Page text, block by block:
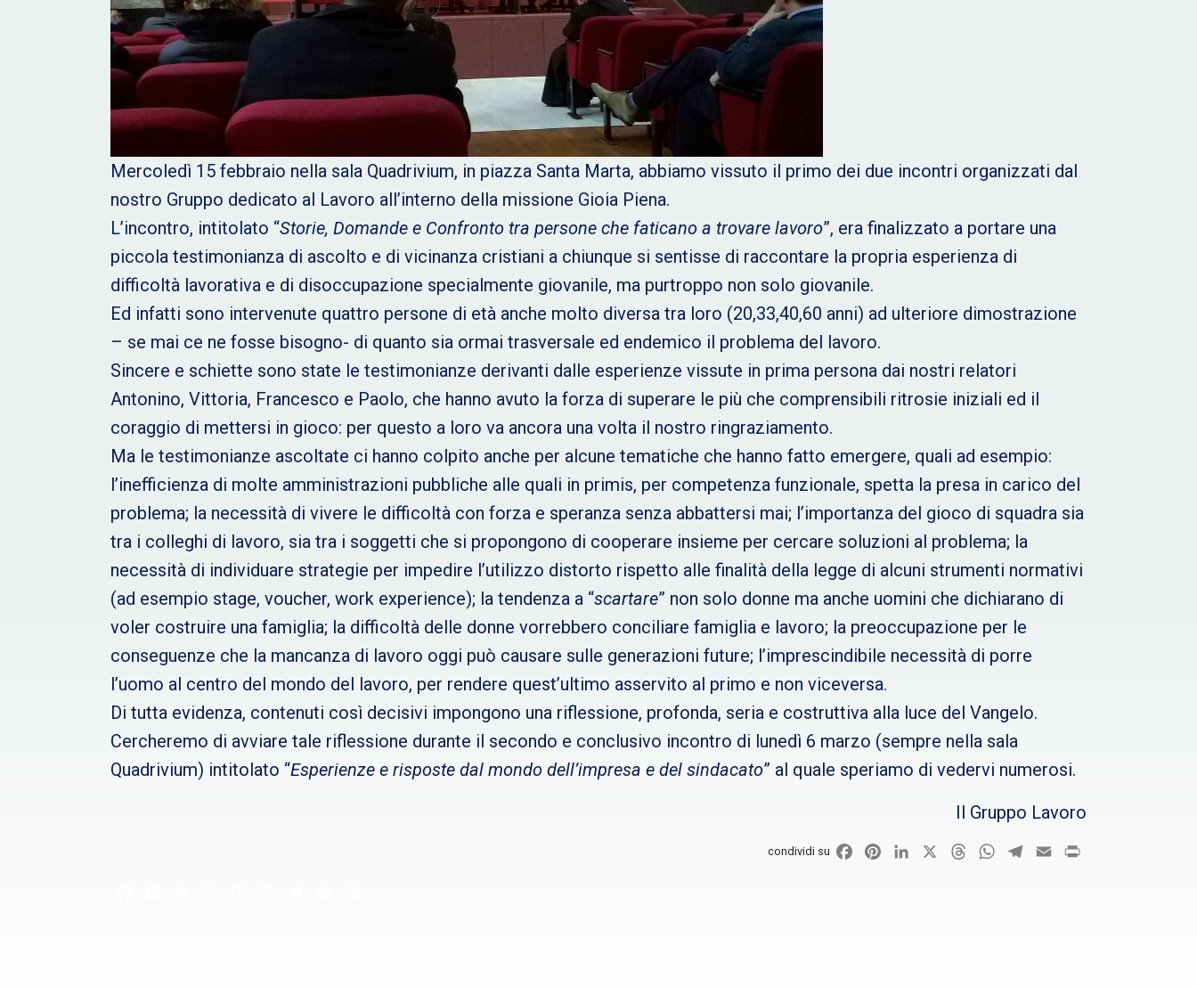
Mercoledì 15 febbraio nella sala Quadrivium, in piazza Santa Marta, abbiamo vissuto il primo dei due incontri organizzati dal
nostro Gruppo dedicato al Lavoro all’interno della missione Gioia Piena.
L’incontro, intitolato “Storie, Domande e Confronto tra persone che faticano a trovare lavoro”, era finalizzato a portare una
piccola testimonianza di ascolto e di vicinanza cristiani a chiunque si sentisse di raccontare la propria esperienza di
difficoltà lavorativa e di disoccupazione specialmente giovanile, ma purtroppo non solo giovanile.
Ed infatti sono intervenute quattro persone di età anche molto diversa tra loro (20,33,40,60 anni) ad ulteriore dimostrazione
– se mai ce ne fosse bisogno- di quanto sia ormai trasversale ed endemico il problema del lavoro.
Sincere e schiette sono state le testimonianze derivanti dalle esperienze vissute in prima persona dai nostri relatori
Antonino, Vittoria, Francesco e Paolo, che hanno avuto la forza di superare le più che comprensibili ritrosie iniziali ed il
coraggio di mettersi in gioco: per questo a loro va ancora una volta il nostro ringraziamento.
Ma le testimonianze ascoltate ci hanno colpito anche per alcune tematiche che hanno fatto emergere, quali ad esempio:
l’inefficienza di molte amministrazioni pubbliche alle quali in primis, per competenza funzionale, spetta la presa in carico del
problema; la necessità di vivere le difficoltà con forza e speranza senza abbattersi mai; l’importanza del gioco di squadra sia
tra i colleghi di lavoro, sia tra i soggetti che si propongono di cooperare insieme per cercare soluzioni al problema; la
necessità di individuare strategie per impedire l’utilizzo distorto rispetto alle finalità della legge di alcuni strumenti normativi
(ad esempio stage, voucher, work experience); la tendenza a “scartare” non solo donne ma anche uomini che dichiarano di
voler costruire una famiglia; la difficoltà delle donne vorrebbero conciliare famiglia e lavoro; la preoccupazione per le
conseguenze che la mancanza di lavoro oggi può causare sulle generazioni future; l’imprescindibile necessità di porre
l’uomo al centro del mondo del lavoro, per rendere quest’ultimo asservito al primo e non viceversa.
Di tutta evidenza, contenuti così decisivi impongono una riflessione, profonda, seria e costruttiva alla luce del Vangelo.
Cercheremo di avviare tale riflessione durante il secondo e conclusivo incontro di lunedì 6 marzo (sempre nella sala
Quadrivium) intitolato “Esperienze e risposte dal mondo dell’impresa e del sindacato” al quale speriamo di vedervi numerosi.
Il Gruppo Lavoro
condividi su FacebookPinterestLinkedIn ThreadsWhatsApp
Telegram
Email